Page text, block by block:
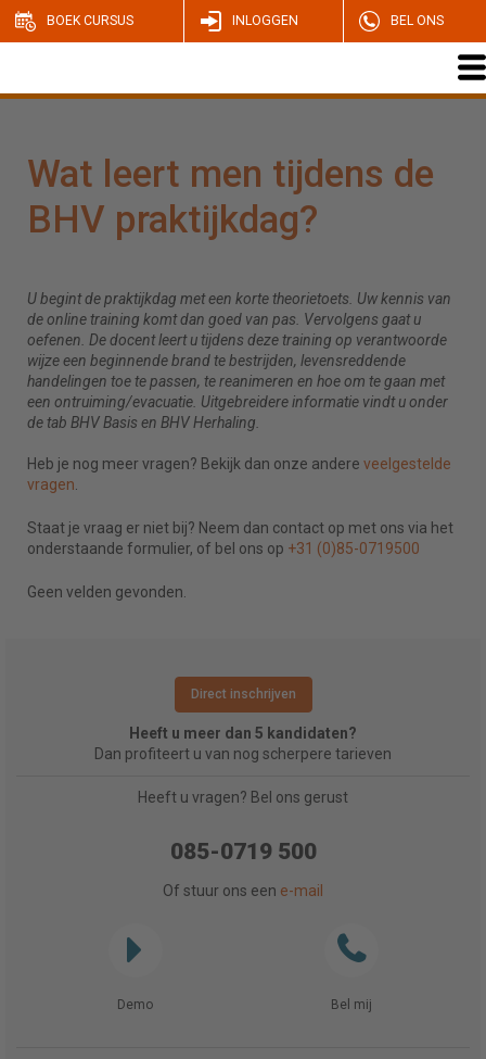
BOEK CURSUS INLOGGEN BEL ONS
Wat leert men tijdens de
BHV praktijkdag?
U begint de praktijkdag met een korte theorietoets. Uw kennis van
de online training komt dan goed van pas. Vervolgens gaat u
oefenen. De docent leert u tijdens deze training op verantwoorde
wijze een beginnende brand te bestrijden, levensreddende
handelingen toe te passen, te reanimeren en hoe om te gaan met
een ontruiming/evacuatie. Uitgebreidere informatie vindt u onder
de tab BHV Basis en BHV Herhaling.
Heb je nog meer vragen? Bekijk dan onze andere veelgestelde
vragen.
Staat je vraag er niet bij? Neem dan contact op met ons via het
onderstaande formulier, of bel ons op +31 (0)85-0719500
Geen velden gevonden.
Direct inschrijven
Heeft u meer dan 5 kandidaten?
Dan profiteert u van nog scherpere tarieven
Heeft u vragen? Bel ons gerust
085-0719 500
Of stuur ons een e-mail
Demo Bel mij